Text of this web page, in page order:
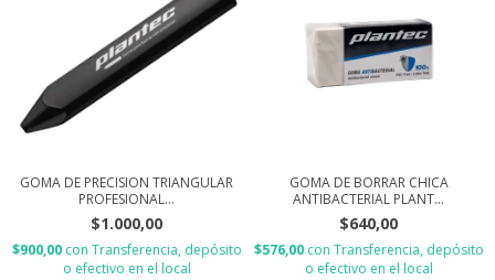
GOMA DE PRECISION TRIANGULAR
PROFESIONAL...
$1.000,00
$900,00 con Transferencia, depósito
o efectivo en el local
GOMA DE BORRAR CHICA
ANTIBACTERIAL PLANT...
$640,00
$576,00 con Transferencia, depósito
o efectivo en el local